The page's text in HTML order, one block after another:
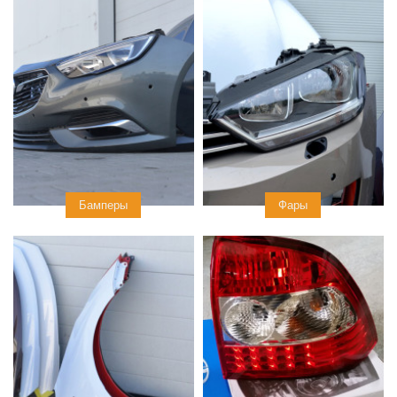
Бамперы Фары